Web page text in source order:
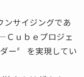
ンサイジングであ
Ｃｕｂｅプロジェ
ー〞 を実現してい